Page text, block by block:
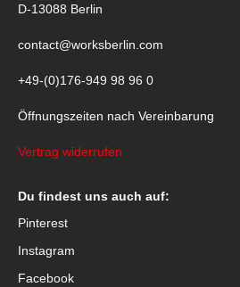
D-13088 Berlin
contact@worksberlin.com
+49-(0)176-949 98 96 0
Öffnungszeiten nach Vereinbarung
Vertrag widerrufen
Du findest uns auch auf:
Pinterest
Instagram
Facebook